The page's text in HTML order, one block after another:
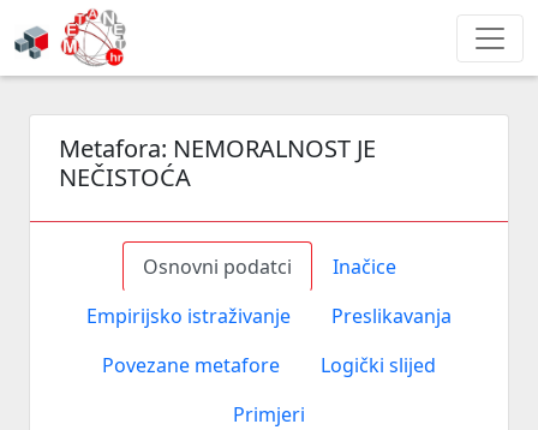
Metafora: NEMORALNOST JE
NEČISTOĆA
Osnovni podatci
Inačice
Empirijsko istraživanje
Preslikavanja
Povezane metafore
Logički slijed
Primjeri